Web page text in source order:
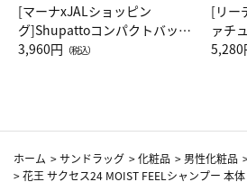
[マーナxJALショッピン
グ]Shupattoコンパクトバッグ
Drop JAL客室乗務員（LC）ス
3,960円 （税込）
[リー
ァチ
ト（
5,280
ホーム >サンドラッグ >化粧品 >男性化粧品
>花王 サクセス24 MOIST FEELシャンプー 本